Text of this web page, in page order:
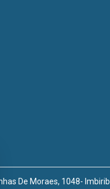
De Moraes, 1048-